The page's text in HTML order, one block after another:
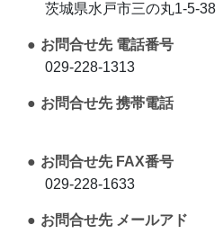
茨城県水戸市三の丸1-5-
お問合せ先 電話番号
029-228-1313
お問合せ先 携帯電話
お問合せ先 FAX番号
029-228-1633
お問合せ先 メールアド